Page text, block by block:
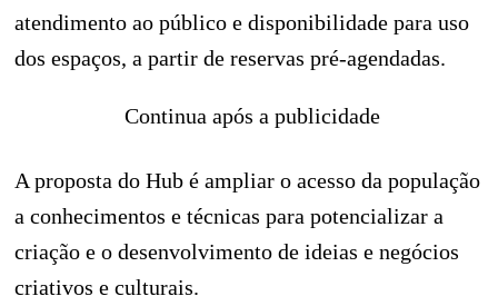
atendimento ao público e disponibilidade para uso
dos espaços, a partir de reservas pré-agendadas.
Continua após a publicidade
A proposta do Hub é ampliar o acesso da população
a conhecimentos e técnicas para potencializar a
criação e o desenvolvimento de ideias e negócios
criativos e culturais.